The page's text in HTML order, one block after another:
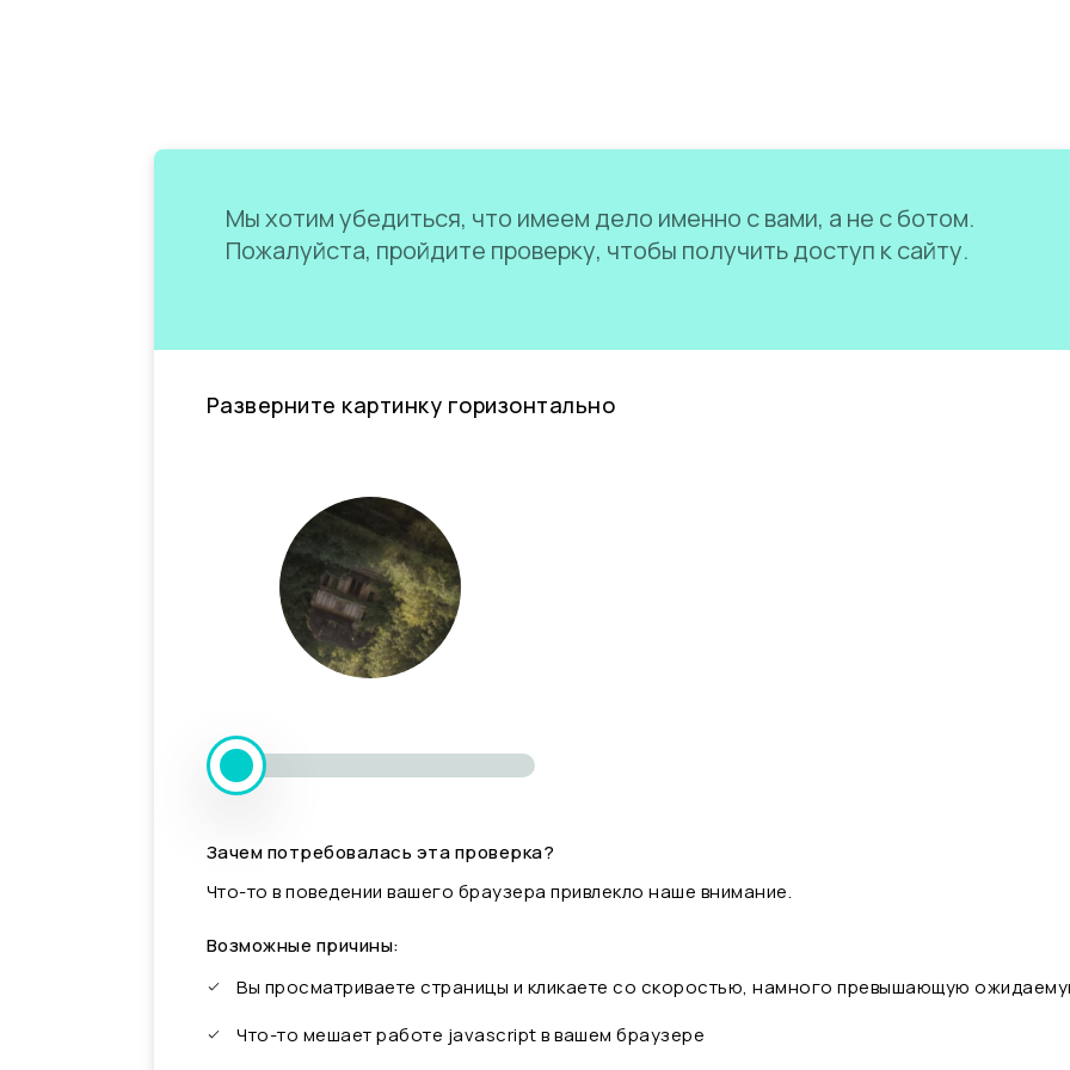
Мы хотим убедиться, что имеем дело именно с вами, а не с ботом.
Пожалуйста, пройдите проверку, чтобы получить доступ к сайту.
Разверните картинку горизонтально
Зачем потребовалась эта проверка?
Что-то в поведении вашего браузера привлекло наше внимание.
Возможные причины:
Вы просматриваете страницы и кликаете со скоростью, намного превышающую
Что-то мешает работе javascript в вашем браузере